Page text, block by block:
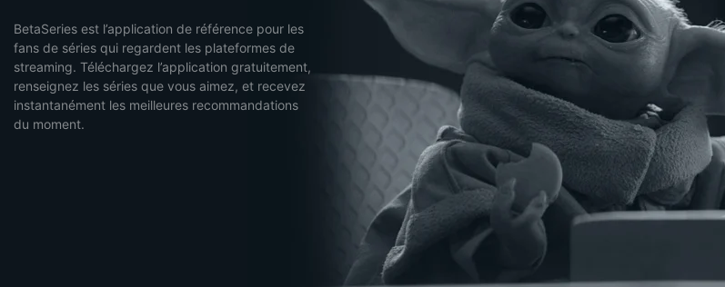
BetaSeries est l’application de référence pour les
fans de séries qui regardent les plateformes de
streaming. Téléchargez l’application gratuitement,
renseignez les séries que vous aimez, et recevez
instantanément les meilleures recommandations
du moment.